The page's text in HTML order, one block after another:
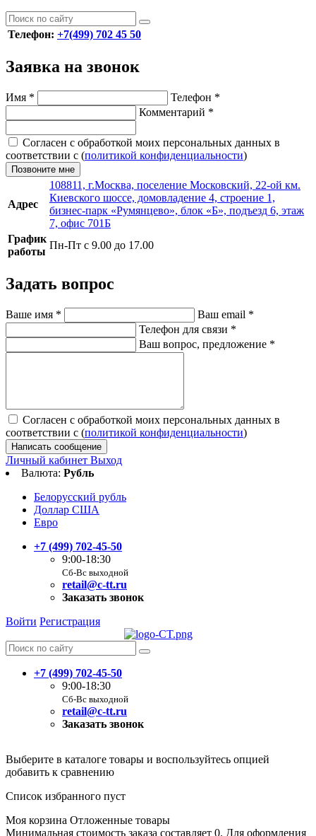
Телефон: +7(499) 702 45 50
Заявка на звонок
Имя * Телефон *
Комментарий *
Согласен с обработкой моих персональных данных в
соответствии с (политикой конфиденциальности)
Позвоните мне
Адрес
108811, г.Москва, поселение Московский, 22-ой км.
Киевского шоссе, домовладение 4, строение 1,
бизнес-парк «Румянцево», блок «Б», подъезд 6, этаж
7, офис 701Б
График
работы
Пн-Пт с 9.00 до 17.00
Задать вопрос
Ваше имя * Ваш email *
Телефон для связи *
Ваш вопрос, предложение *
Согласен с обработкой моих персональных данных в
соответствии с (политикой конфиденциальности)
Написать сообщение
Личный кабинет Выход
Валюта: Рубль
Белорусский рубль
Доллар США
Евро
+7 (499) 702-45-50
9:00-18:30
Сб-Вс выходной
retail@c-tt.ru
Заказать звонок
Войти Регистрация
+7 (499) 702-45-50
9:00-18:30
Сб-Вс выходной
retail@c-tt.ru
Заказать звонок
Выберите в каталоге товары и воспользуйтесь опцией
добавить к сравнению
Список избранного пуст
Моя корзина Отложенные товары
Минимальная стоимость заказа составляет 0. Для оформления